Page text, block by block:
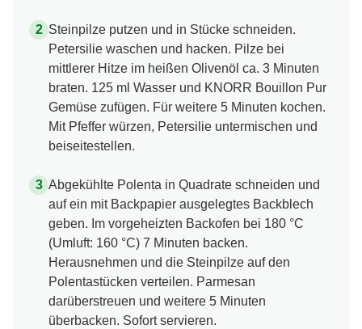
Steinpilze putzen und in Stücke schneiden.
Petersilie waschen und hacken. Pilze bei
mittlerer Hitze im heißen Olivenöl ca. 3 Minuten
braten. 125 ml Wasser und KNORR Bouillon Pur
Gemüse zufügen. Für weitere 5 Minuten kochen.
Mit Pfeffer würzen, Petersilie untermischen und
beiseitestellen.
Abgekühlte Polenta in Quadrate schneiden und
auf ein mit Backpapier ausgelegtes Backblech
geben. Im vorgeheizten Backofen bei 180 °C
(Umluft: 160 °C) 7 Minuten backen.
Herausnehmen und die Steinpilze auf den
Polentastücken verteilen. Parmesan
darüberstreuen und weitere 5 Minuten
überbacken. Sofort servieren.